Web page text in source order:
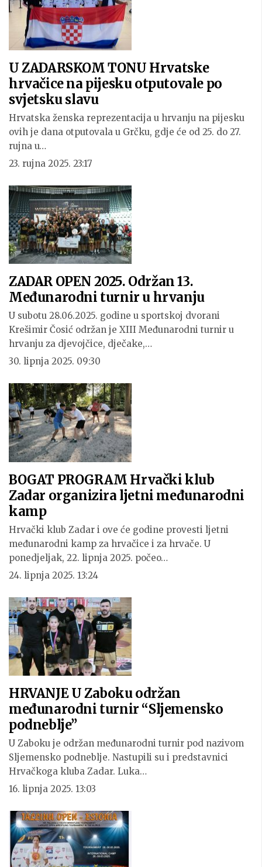
U ZADARSKOM TONU Hrvatske
hrvačice na pijesku otputovale po
svjetsku slavu
Hrvatska ženska reprezentacija u hrvanju na pijesku
ovih je dana otputovala u Grčku, gdje će od 25. do 27.
rujna u…
23. rujna 2025. 23:17
ZADAR OPEN 2025. Održan 13.
Međunarodni turnir u hrvanju
U subotu 28.06.2025. godine u sportskoj dvorani
Krešimir Čosić održan je XIII Međunarodni turnir u
hrvanju za djevojčice, dječake,…
30. lipnja 2025. 09:30
BOGAT PROGRAM Hrvački klub
Zadar organizira ljetni međunarodni
kamp
Hrvački klub Zadar i ove će godine provesti ljetni
međunarodni kamp za hrvačice i za hrvače. U
ponedjeljak, 22. lipnja 2025. počeo…
24. lipnja 2025. 13:24
HRVANJE U Zaboku održan
međunarodni turnir “Sljemensko
podneblje”
U Zaboku je održan međunarodni turnir pod nazivom
Sljemensko podneblje. Nastupili su i predstavnici
Hrvačkoga kluba Zadar. Luka…
16. lipnja 2025. 13:03